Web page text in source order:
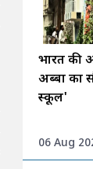
भारत की
अब्बा का
स्कूल'
06 Aug